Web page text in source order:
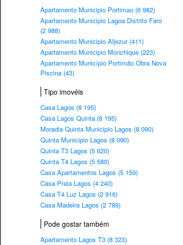
Apartamento Municipio Portimao (6 982)
Apartamento Municipio Lagoa Distrito Faro
(2 988)
Apartamento Municipio Aljezur (411)
Apartamento Municipio Monchique (223)
Apartamento Município Portimão Obra Nova
Piscina (43)
Tipo imovéis
Casa Lagos (8 195)
Casa Lagos Quinta (8 195)
Moradia Quinta Municipio Lagos (8 090)
Quinta Municipio Lagos (8 090)
Quinta T3 Lagos (5 620)
Quinta T4 Lagos (5 580)
Casa Apartamentos Lagos (5 159)
Casa Praia Lagos (4 240)
Casa T4 Luz Lagos (2 916)
Casa Madeira Lagos (2 789)
Pode gostar também
Apartamento Lagos T3 (8 323)